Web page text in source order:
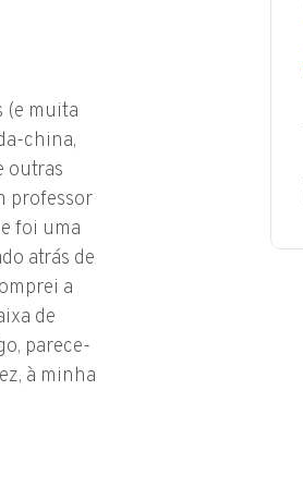
(e muita
china,
outras
professor
foi uma
atrás de
a
de
parece-
à minha